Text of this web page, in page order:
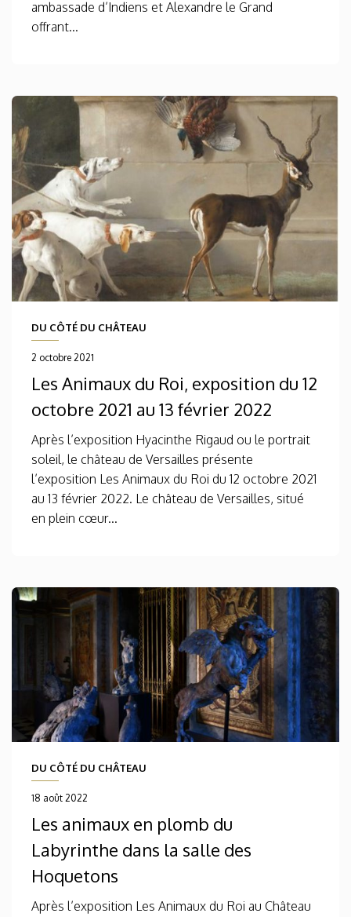
ambassade d’Indiens et Alexandre le Grand
offrant...
DU CÔTÉ DU CHÂTEAU
2 octobre 2021
Les Animaux du Roi, exposition du 12
octobre 2021 au 13 février 2022
Après l’exposition Hyacinthe Rigaud ou le portrait
soleil, le château de Versailles présente
l’exposition Les Animaux du Roi du 12 octobre 2021
au 13 février 2022. Le château de Versailles, situé
en plein cœur...
DU CÔTÉ DU CHÂTEAU
18 août 2022
Les animaux en plomb du
Labyrinthe dans la salle des
Hoquetons
Après l’exposition Les Animaux du Roi au Château